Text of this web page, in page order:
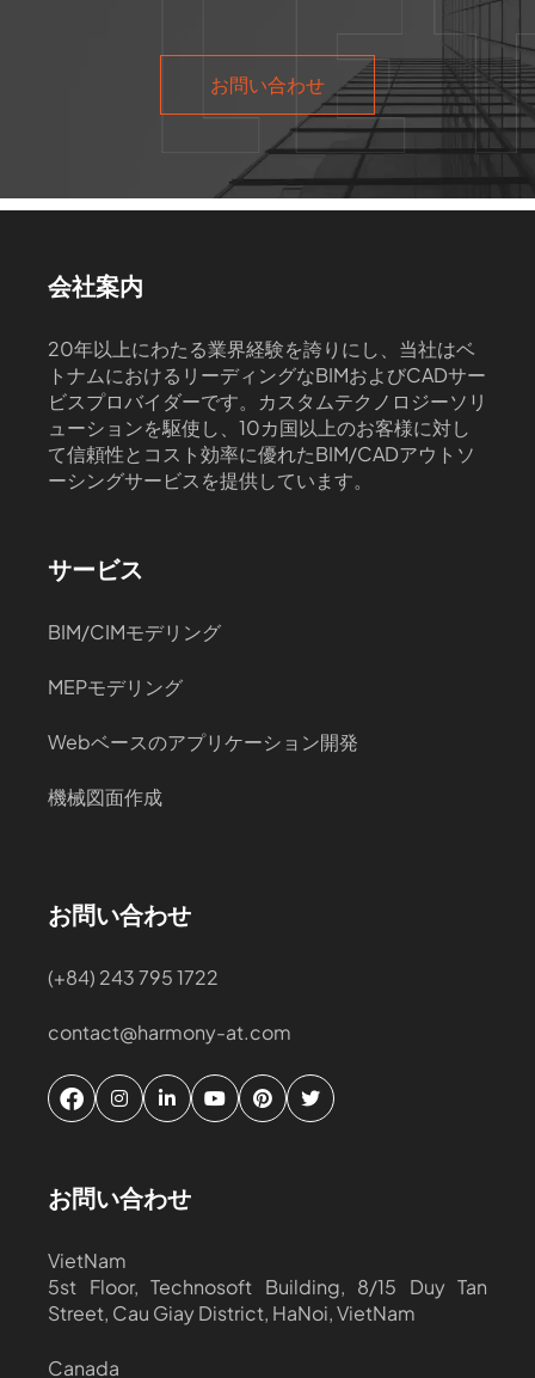
お問い合わせ
会社案内
20年以上にわたる業界経験を誇りにし、当社はベ
トナムにおけるリーディングなBIMおよびCADサー
ビスプロバイダーです。カスタムテクノロジーソリ
ューションを駆使し、10カ国以上のお客様に対し
て信頼性とコスト効率に優れたBIM/CADアウトソ
ーシングサービスを提供しています。
サービス
BIM/CIMモデリング
MEPモデリング
Webベースのアプリケーション開発
機械図面作成
お問い合わせ
(+84) 243 795 1722
contact@harmony-at.com
お問い合わせ
VietNam
5st Floor, Technosoft Building, 8/15 Duy Tan
Street, Cau Giay District, HaNoi, VietNam
Canada